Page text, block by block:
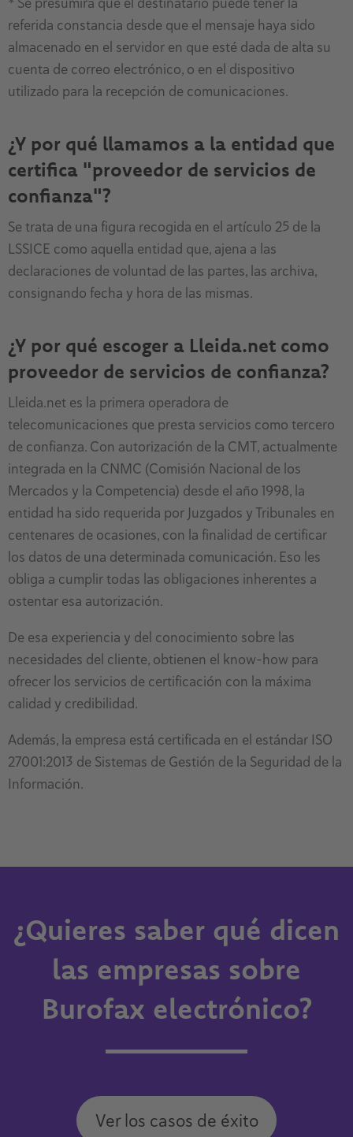
referida constancia desde que el mensaje haya sido
almacenado en el servidor en que esté dada de alta su
cuenta de correo electrónico, o en el dispositivo
utilizado para la recepción de comunicaciones.
¿Y por qué llamamos a la entidad que
certifica "proveedor de servicios de
confianza"?
Se trata de una figura recogida en el artículo 25 de la
LSSICE como aquella entidad que, ajena a las
declaraciones de voluntad de las partes, las archiva,
consignando fecha y hora de las mismas.
¿Y por qué escoger a Lleida.net como
proveedor de servicios de confianza?
Lleida.net es la primera operadora de
telecomunicaciones que presta servicios como tercero
de confianza. Con autorización de la CMT, actualmente
integrada en la CNMC (Comisión Nacional de los
Mercados y la Competencia) desde el año 1998, la
entidad ha sido requerida por Juzgados y Tribunales en
centenares de ocasiones, con la finalidad de certificar
los datos de una determinada comunicación. Eso les
obliga a cumplir todas las obligaciones inherentes a
ostentar esa autorización.
De esa experiencia y del conocimiento sobre las
necesidades del cliente, obtienen el know-how para
ofrecer los servicios de certificación con la máxima
calidad y credibilidad.
Además, la empresa está certificada en el estándar ISO
27001:2013 de Sistemas de Gestión de la Seguridad de la
Información.
¿Quieres saber qué dicen
las empresas sobre
Burofax electrónico?
Ver los casos de éxito